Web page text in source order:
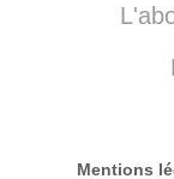
Mentions